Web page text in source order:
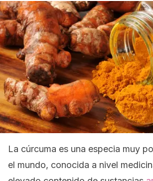
La cúrcuma es una especia muy
el mundo, conocida a nivel